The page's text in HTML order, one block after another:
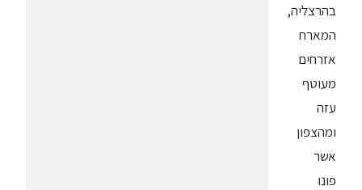
בהרצליה,
המארח
אזרחים
מעוטף
עזה
ומהצפון
אשר
פונו